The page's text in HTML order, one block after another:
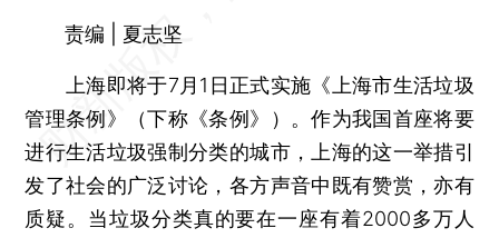
责编 | 夏志坚
上海即将于7月1日正式实施《上海市生活垃圾
管理条例》（下称《条例》）。作为我国首座将要
进行生活垃圾强制分类的城市，上海的这一举措引
发了社会的广泛讨论，各方声音中既有赞赏，亦有
质疑。当垃圾分类真的要在一座有着2000多万人